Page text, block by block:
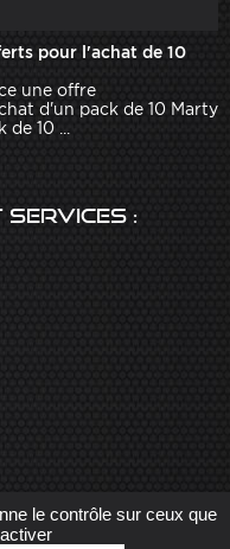
pour l'achat de 10
une offre
d'un pack de 10 Marty
10 ...
:
advance.com
le contrôle sur ceux que